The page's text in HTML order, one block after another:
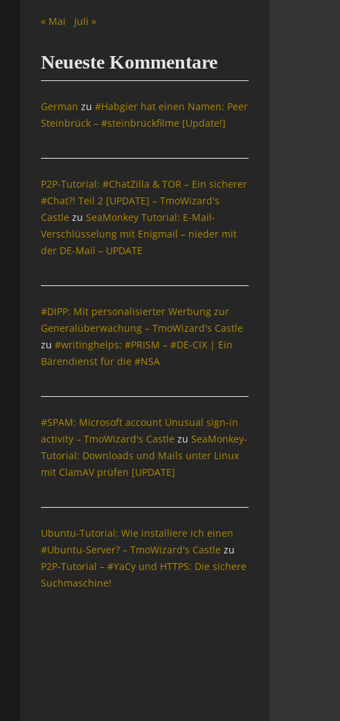
« Mai Juli »
Neueste Kommentare
German zu #Habgier hat einen Namen: Peer
Steinbrück – #steinbrückfilme [Update!]
P2P-Tutorial: #ChatZilla & TOR – Ein sicherer
#Chat?! Teil 2 [UPDATE] – TmoWizard's
Castle zu SeaMonkey Tutorial: E-Mail-
Verschlüsselung mit Enigmail – nieder mit
der DE-Mail – UPDATE
#DIPP: Mit personalisierter Werbung zur
Generalüberwachung – TmoWizard's Castle
zu #writinghelps: #PRISM – #DE-CIX | Ein
Bärendienst für die #NSA
#SPAM: Microsoft account Unusual sign-in
activity – TmoWizard's Castle zu SeaMonkey-
Tutorial: Downloads und Mails unter Linux
mit ClamAV prüfen [UPDATE]
Ubuntu-Tutorial: Wie installiere ich einen
#Ubuntu-Server? – TmoWizard's Castle zu
P2P-Tutorial – #YaCy und HTTPS: Die sichere
Suchmaschine!